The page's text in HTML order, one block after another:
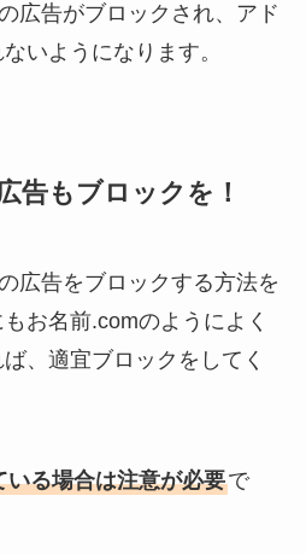
広告がブロックされ、アド
いようになります。
告もブロックを！
広告をブロックする方法を
お名前.comのようによく
、適宜ブロックをしてく
る場合は注意が必要で